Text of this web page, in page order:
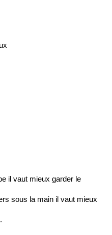
il vaut mieux garder le
sous la main il vaut mieux